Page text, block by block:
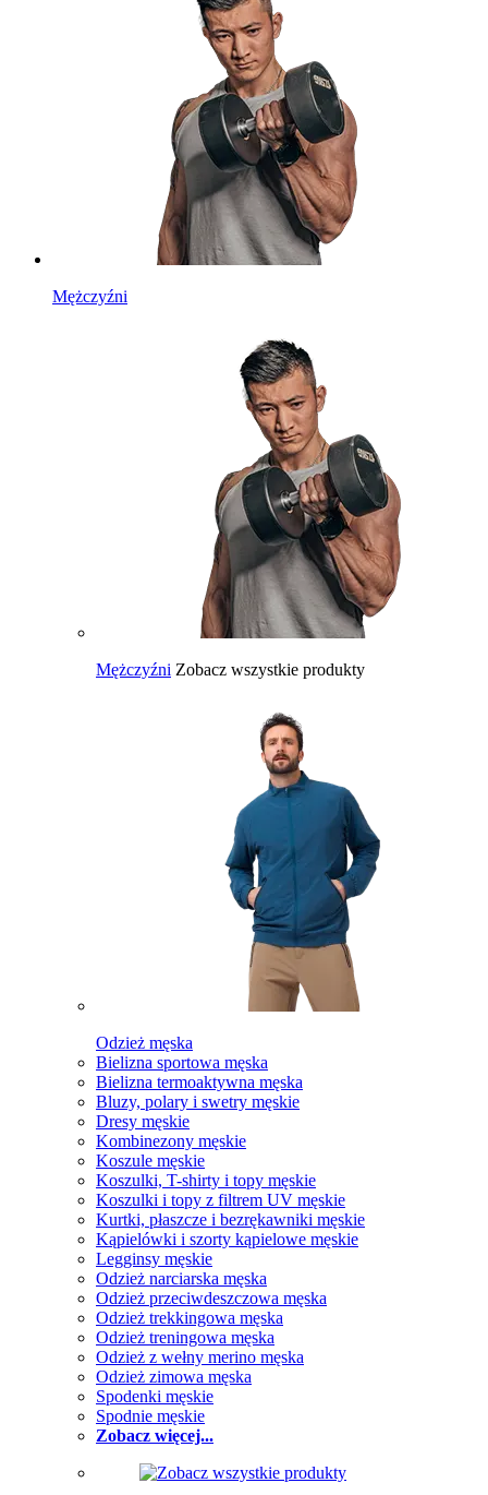
Mężczyźni
Mężczyźni Zobacz wszystkie produkty
Odzież męska
Bielizna sportowa męska
Bielizna termoaktywna męska
Bluzy, polary i swetry męskie
Dresy męskie
Kombinezony męskie
Koszule męskie
Koszulki, T-shirty i topy męskie
Koszulki i topy z filtrem UV męskie
Kurtki, płaszcze i bezrękawniki męskie
Kąpielówki i szorty kąpielowe męskie
Legginsy męskie
Odzież narciarska męska
Odzież przeciwdeszczowa męska
Odzież trekkingowa męska
Odzież treningowa męska
Odzież z wełny merino męska
Odzież zimowa męska
Spodenki męskie
Spodnie męskie
Zobacz więcej...